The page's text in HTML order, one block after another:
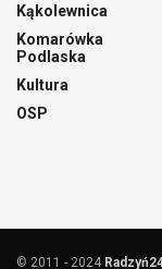
Kąkolewnica
Komarówka
Podlaska
Kultura
OSP
© 2011 - 2024